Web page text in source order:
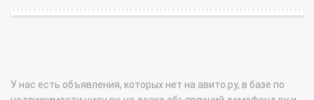
У нас есть объявления, которых нет на авито.ру, в базе по